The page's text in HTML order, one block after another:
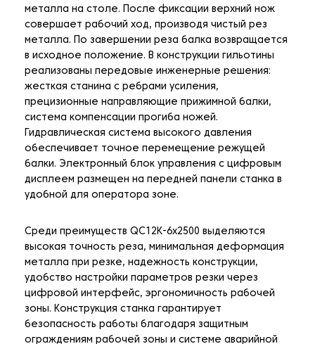
металла на столе. После фиксации верхний нож
совершает рабочий ход, производя чистый рез
металла. По завершении реза балка возвращается
в исходное положение. В конструкции гильотины
реализованы передовые инженерные решения:
жесткая станина с ребрами усиления,
прецизионные направляющие прижимной балки,
система компенсации прогиба ножей.
Гидравлическая система высокого давления
обеспечивает точное перемещение режущей
балки. Электронный блок управления с цифровым
дисплеем размещен на передней панели станка в
удобной для оператора зоне.
Среди преимуществ QC12K-6х2500 выделяются
высокая точность реза, минимальная деформация
металла при резке, надежность конструкции,
удобство настройки параметров резки через
цифровой интерфейс, эргономичность рабочей
зоны. Конструкция станка гарантирует
безопасность работы благодаря защитным
ограждениям рабочей зоны и системе аварийной